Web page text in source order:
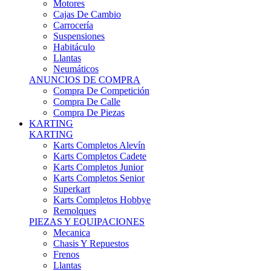
Motores
Cajas De Cambio
Carrocería
Suspensiones
Habitáculo
Llantas
Neumáticos
ANUNCIOS DE COMPRA
Compra De Competición
Compra De Calle
Compra De Piezas
KARTING
KARTING
Karts Completos Alevín
Karts Completos Cadete
Karts Completos Junior
Karts Completos Senior
Superkart
Karts Completos Hobbye
Remolques
PIEZAS Y EQUIPACIONES
Mecanica
Chasis Y Repuestos
Frenos
Llantas